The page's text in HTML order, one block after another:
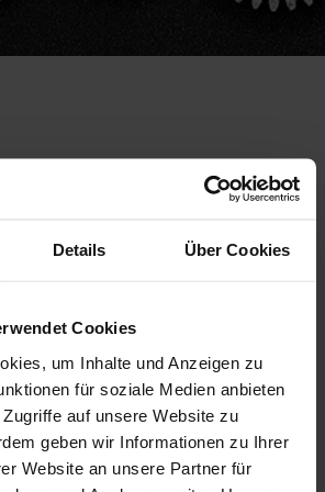
Details Über Cookies
Cookies
um Inhalte und Anzeigen zu
für soziale Medien anbieten
auf unsere Website zu
geben wir Informationen zu Ihrer
Website an unsere Partner für
GEG beschlossen